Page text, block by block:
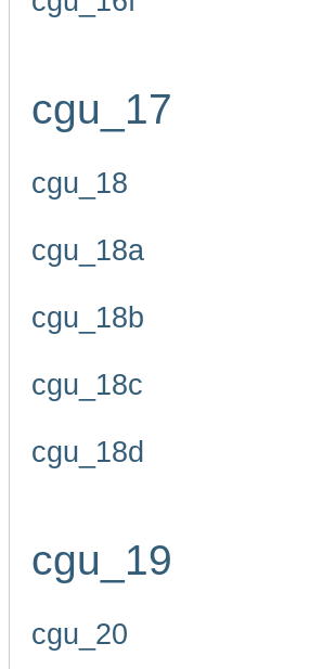
cgu_17
cgu_18
cgu_18a
cgu_18b
cgu_18c
cgu_18d
cgu_19
cgu_20